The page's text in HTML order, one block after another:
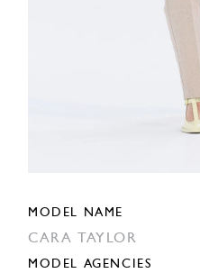
MODEL NAME
CARA TAYLOR
MODEL AGENCIES